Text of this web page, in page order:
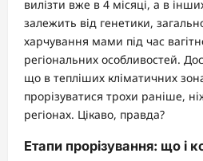
вилізти вже в 4 місяці, а в
залежить від генетики,
харчування мами під час
регіональних особливостей.
що в тепліших кліматичних
прорізуватися трохи раніше,
регіонах. Цікаво, правда?
Етапи прорізування: що і